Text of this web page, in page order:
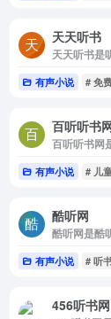
天天听书
有声小说 # 免
百听听书
有声小说 # 儿
酷听网
有声小说 # 听
456听书网